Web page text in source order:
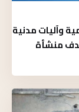
وآليات مدنية
منشأة